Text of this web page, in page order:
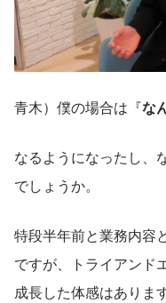
青木）僕の場合は『な
なるようになったし、
でしょうか。
特段半年前と業務内容
ですが、トライアンド
成長した体感はあります